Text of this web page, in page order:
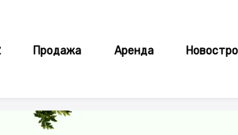
Продажа Аренда